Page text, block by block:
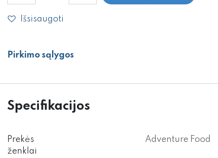
Išsisaugoti
Pirkimo sąlygos
Specifikacijos
Prekės
ženklai
Adventure Food